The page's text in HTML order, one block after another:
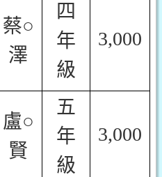
蔡○
澤
四
年
級
3,000
盧○
賢
五
年
級
3,000